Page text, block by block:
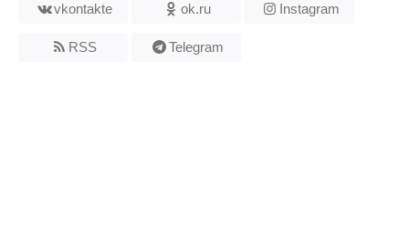
vkontakte ok.ru Instagram
RSS Telegram